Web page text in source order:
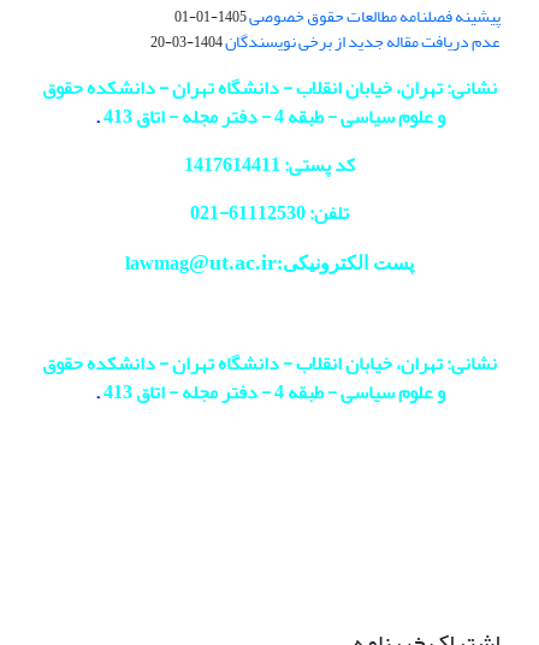
پیشینه فصلنامه مطالعات حقوق خصوصی1405-01-01
عدم دریافت مقاله جدید از برخی نویسندگان1404-03-20
نشانی: تهران، خیابان انقلاب - دانشگاه تهران - دانشکده حقوق
و علوم سیاسی - طبقه 4 - دفتر مجله - اتاق 413
.
کد پستی: 1417614411
تلفن: 61112530-
021
پست الکترونیکی:lawmag@ut.ac.ir
نشانی: تهران، خیابان انقلاب - دانشگاه تهران - دانشکده حقوق
و علوم سیاسی - طبقه 4 - دفتر مجله - اتاق 413
.